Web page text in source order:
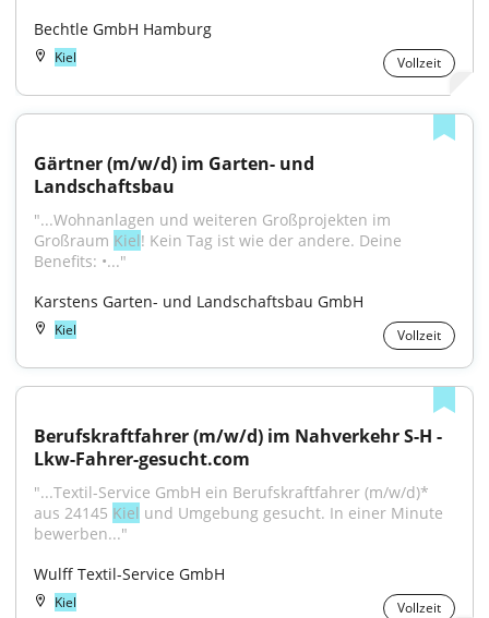
Bechtle GmbH Hamburg
Kiel Vollzeit
Gärtner (m/w/d) im Garten- und
Landschaftsbau
"...Wohnanlagen und weiteren Großprojekten im
Großraum Kiel! Kein Tag ist wie der andere. Deine
Benefits: •..."
Karstens Garten- und Landschaftsbau GmbH
Kiel Vollzeit
Berufskraftfahrer (m/w/d) im Nahverkehr S-H -
Lkw-Fahrer-gesucht.com
"...Textil-Service GmbH ein Berufskraftfahrer (m/w/d)*
aus 24145 Kiel und Umgebung gesucht. In einer Minute
bewerben..."
Wulff Textil-Service GmbH
Kiel Vollzeit